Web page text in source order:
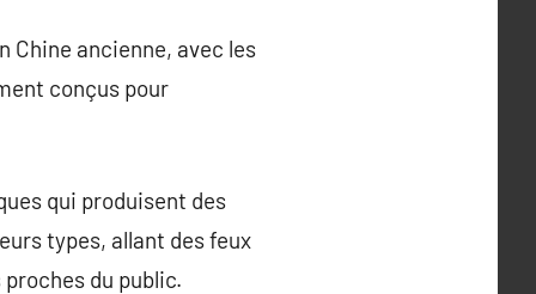
Chine ancienne, avec les
conçus pour
qui produisent des
types, allant des feux
du public.